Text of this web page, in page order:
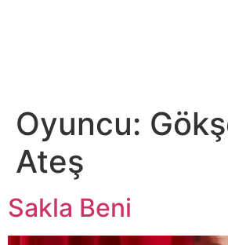
Oyuncu:
Ateş
Sakla Beni